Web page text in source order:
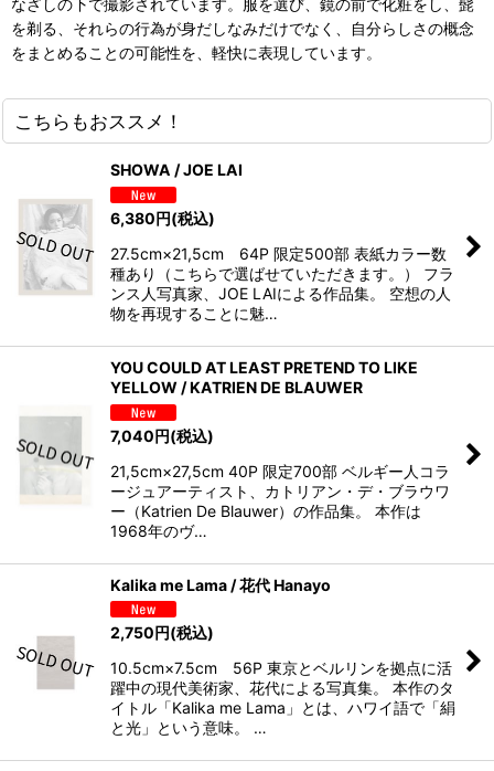
なざしの下で撮影されています。服を選び、鏡の前で化粧をし、髭
を剃る、それらの行為が身だしなみだけでなく、自分らしさの概念
をまとめることの可能性を、軽快に表現しています。
こちらもおススメ！
SHOWA / JOE LAI
6,380円(税込)
27.5cm×21,5cm 64P 限定500部 表紙カラー数
種あり（こちらで選ばせていただきます。） フラ
ンス人写真家、JOE LAIによる作品集。 空想の人
物を再現することに魅…
YOU COULD AT LEAST PRETEND TO LIKE
YELLOW / KATRIEN DE BLAUWER
7,040円(税込)
21,5cm×27,5cm 40P 限定700部 ベルギー人コラ
ージュアーティスト、カトリアン・デ・ブラウワ
ー（Katrien De Blauwer）の作品集。 本作は
1968年のヴ…
Kalika me Lama / 花代 Hanayo
2,750円(税込)
10.5cm×7.5cm 56P 東京とベルリンを拠点に活
躍中の現代美術家、花代による写真集。 本作のタ
イトル「Kalika me Lama」とは、ハワイ語で「絹
と光」という意味。 …